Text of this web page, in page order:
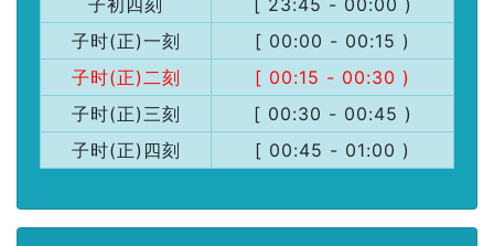
子初四刻
[ 23:45 - 00:00 )
子时(正)一刻
[ 00:00 - 00:15 )
子时(正)二刻
[ 00:15 - 00:30 )
子时(正)三刻
[ 00:30 - 00:45 )
子时(正)四刻
[ 00:45 - 01:00 )